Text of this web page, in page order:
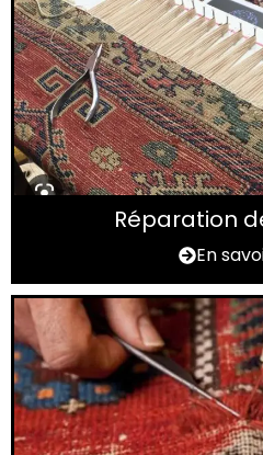
Réparation
En